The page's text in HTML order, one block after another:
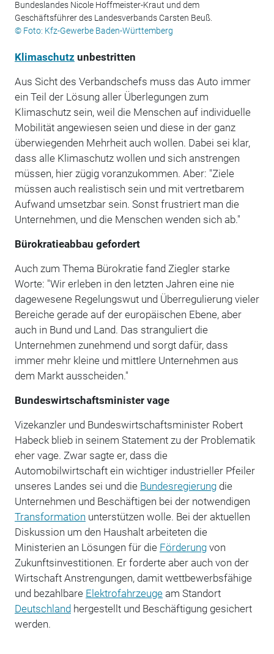
Bundeslandes Nicole Hoffmeister-Kraut und dem
Geschäftsführer des Landesverbands Carsten Beuß.
© Foto: Kfz-Gewerbe Baden-Württemberg
Klimaschutz unbestritten
Aus Sicht des Verbandschefs muss das Auto immer
ein Teil der Lösung aller Überlegungen zum
Klimaschutz sein, weil die Menschen auf individuelle
Mobilität angewiesen seien und diese in der ganz
überwiegenden Mehrheit auch wollen. Dabei sei klar,
dass alle Klimaschutz wollen und sich anstrengen
müssen, hier zügig voranzukommen. Aber: "Ziele
müssen auch realistisch sein und mit vertretbarem
Aufwand umsetzbar sein. Sonst frustriert man die
Unternehmen, und die Menschen wenden sich ab."
Bürokratieabbau gefordert
Auch zum Thema Bürokratie fand Ziegler starke
Worte: "Wir erleben in den letzten Jahren eine nie
dagewesene Regelungswut und Überregulierung vieler
Bereiche gerade auf der europäischen Ebene, aber
auch in Bund und Land. Das stranguliert die
Unternehmen zunehmend und sorgt dafür, dass
immer mehr kleine und mittlere Unternehmen aus
dem Markt ausscheiden."
Bundeswirtschaftsminister vage
Vizekanzler und Bundeswirtschaftsminister Robert
Habeck blieb in seinem Statement zu der Problematik
eher vage. Zwar sagte er, dass die
Automobilwirtschaft ein wichtiger industrieller Pfeiler
unseres Landes sei und die Bundesregierungdie
Unternehmen und Beschäftigen bei der notwendigen
Transformation unterstützen wolle. Bei der aktuellen
Diskussion um den Haushalt arbeiteten die
Ministerien an Lösungen für die Förderungvon
Zukunftsinvestitionen. Er forderte aber auch von der
Wirtschaft Anstrengungen, damit wettbewerbsfähige
und bezahlbare Elektrofahrzeugeam Standort
Deutschland hergestellt und Beschäftigung gesichert
werden.